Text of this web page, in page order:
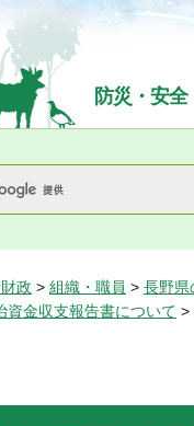
Nagano Prefecture
防災・安全
政 > 組織・職員 > 長野県
資金収支報告書について >